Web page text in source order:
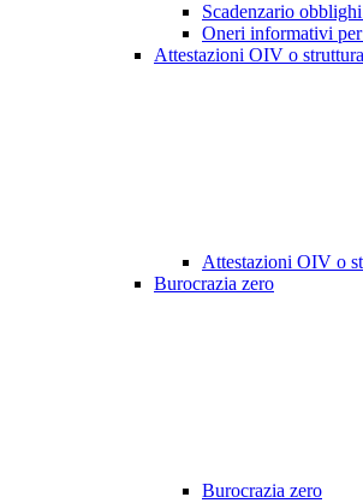
Scadenzario
Oneri informativi
Attestazioni OIV o
Attestazioni OIV o
Burocrazia zero
Burocrazia zero